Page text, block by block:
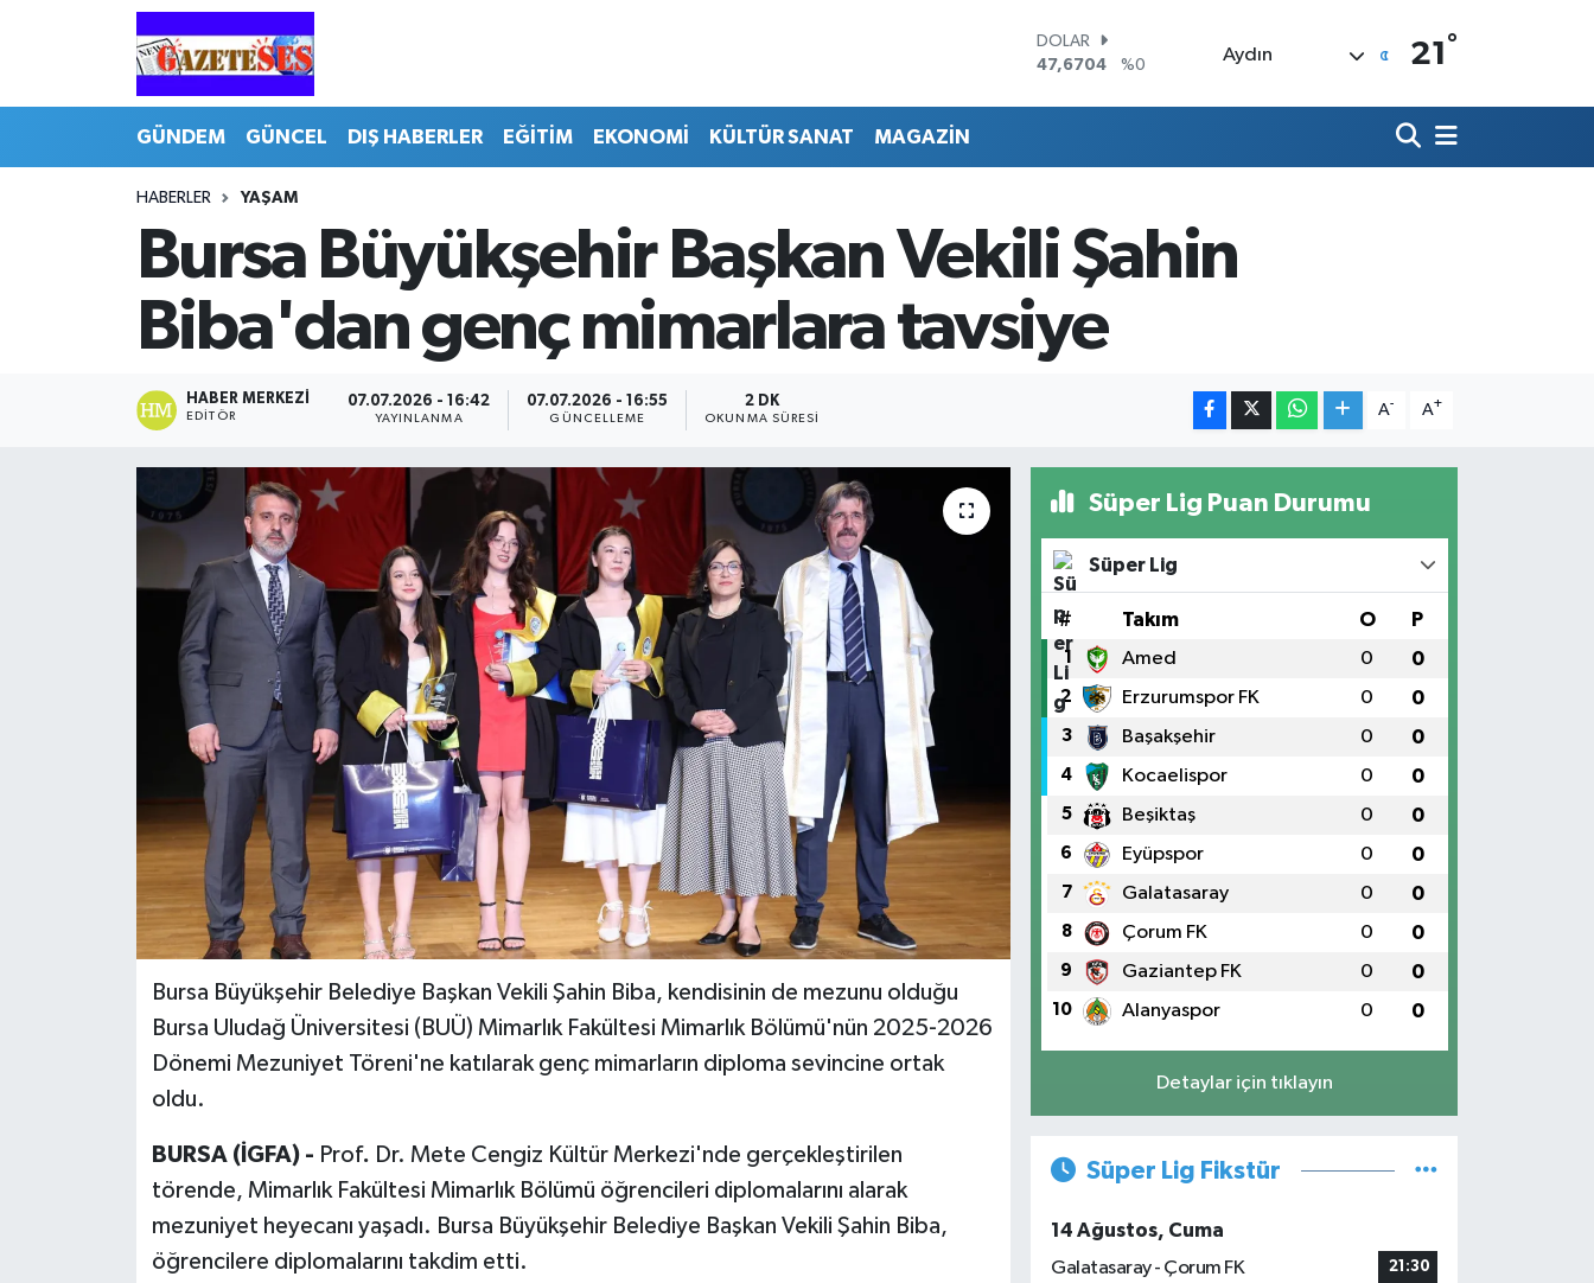
DOLAR
47,6704
%0
BİST100
13.799
%70
BITCOIN
Aydın 21 °
GÜNDEM GÜNCEL DIŞ HABERLER EĞİTİM EKONOMİ KÜLTÜR SANAT MAGAZİN
HABERLER YAŞAM
Bursa Büyükşehir Başkan Vekili Şahin
Biba'dan genç mimarlara tavsiye
HABER MERKEZI
EDITÖR
07.07.2026 - 16:42
YAYINLANMA
07.07.2026 - 16:55
GÜNCELLEME
2 DK
OKUNMA SÜRESI
A- A+
Bursa Büyükşehir Belediye Başkan Vekili Şahin Biba, kendisinin de mezunu olduğu
Bursa Uludağ Üniversitesi (BUÜ) Mimarlık Fakültesi Mimarlık Bölümü'nün 2025-2026
Dönemi Mezuniyet Töreni'ne katılarak genç mimarların diploma sevincine ortak
oldu.
BURSA (İGFA) - Prof. Dr. Mete Cengiz Kültür Merkezi'nde gerçekleştirilen
törende, Mimarlık Fakültesi Mimarlık Bölümü öğrencileri diplomalarını alarak
mezuniyet heyecanı yaşadı. Bursa Büyükşehir Belediye Başkan Vekili Şahin Biba,
öğrencilere diplomalarını takdim etti.
Süper Lig Puan Durumu
Süper Lig
# Takım O P
1 Amed 0 0
2 Erzurumspor FK 0 0
3 Başakşehir 0 0
4 Kocaelispor 0 0
5 Beşiktaş 0 0
6 Eyüpspor 0 0
7 Galatasaray 0 0
8 Çorum FK 0 0
9 Gaziantep FK 0 0
10 Alanyaspor 0 0
Detaylar için tıklayın
Süper Lig Fikstür
14 Ağustos, Cuma
Galatasaray - Çorum FK
21:30